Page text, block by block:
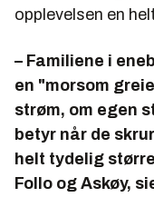
opplevelsen en
– Familiene i
en "morsom
strøm, om egen
betyr når de
helt tydelig
Follo og Askøy,